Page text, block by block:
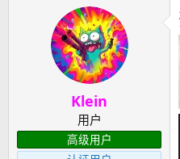
Klein
用户
高级用户